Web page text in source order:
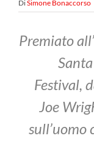
DiSimone Bonaccorso
Premiato
Festival,
Joe
sull’uomo